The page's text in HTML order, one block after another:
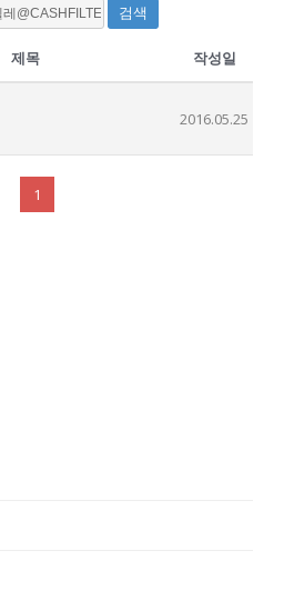
검색
제목 작성일
2016.05.25
1